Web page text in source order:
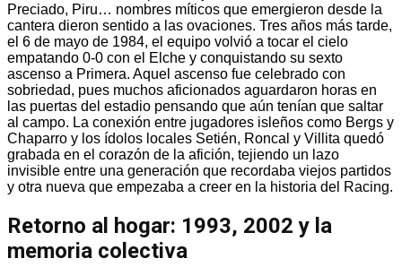
Preciado, Piru… nombres míticos que emergieron desde la
cantera dieron sentido a las ovaciones. Tres años más tarde,
el 6 de mayo de 1984, el equipo volvió a tocar el cielo
empatando 0-0 con el Elche y conquistando su sexto
ascenso a Primera. Aquel ascenso fue celebrado con
sobriedad, pues muchos aficionados aguardaron horas en
las puertas del estadio pensando que aún tenían que saltar
al campo. La conexión entre jugadores isleños como Bergs y
Chaparro y los ídolos locales Setién, Roncal y Villita quedó
grabada en el corazón de la afición, tejiendo un lazo
invisible entre una generación que recordaba viejos partidos
y otra nueva que empezaba a creer en la historia del Racing.
Retorno al hogar: 1993, 2002 y la
memoria colectiva